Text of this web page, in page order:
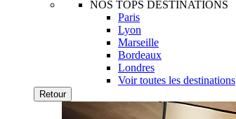
NOS TOPS DESTINATIONS
Paris
Lyon
Marseille
Bordeaux
Londres
Voir toutes les destinations
Retour